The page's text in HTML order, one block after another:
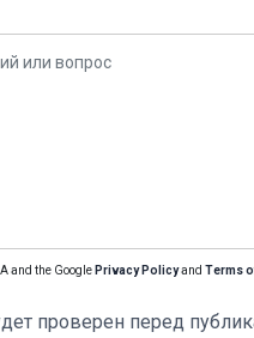
and the Google Privacy Policyand Terms
проверен перед